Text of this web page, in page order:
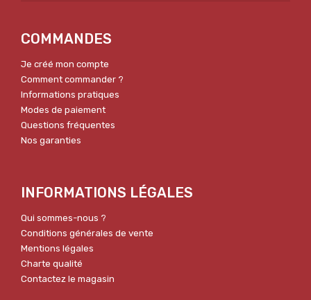
COMMANDES
Je créé mon compte
Comment commander ?
Informations pratiques
Modes de paiement
Questions fréquentes
Nos garanties
INFORMATIONS LÉGALES
Qui sommes-nous ?
Conditions générales de vente
Mentions légales
Charte qualité
Contactez le magasin